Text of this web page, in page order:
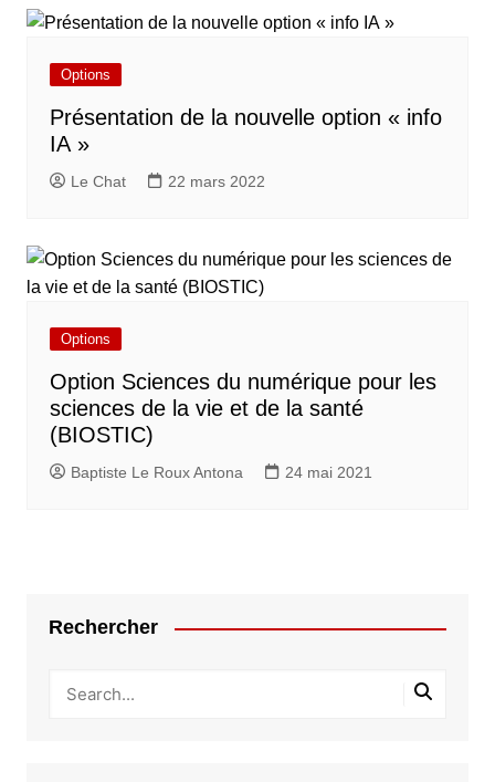
Options
Présentation de la nouvelle option « info
IA »
Le Chat 22 mars 2022
Options
Option Sciences du numérique pour les
sciences de la vie et de la santé
(BIOSTIC)
Baptiste Le Roux Antona 24 mai 2021
Rechercher